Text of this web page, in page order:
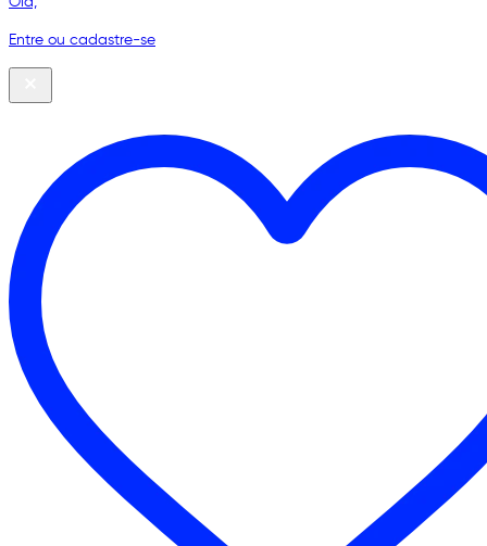
Entre ou cadastre-se